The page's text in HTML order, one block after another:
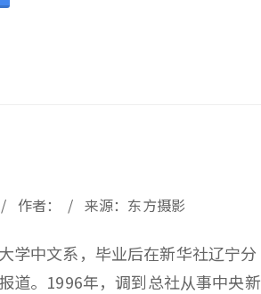
作者： / 来源：东方摄影
学中文系，毕业后在新华社辽宁分
道。1996年，调到总社从事中央新